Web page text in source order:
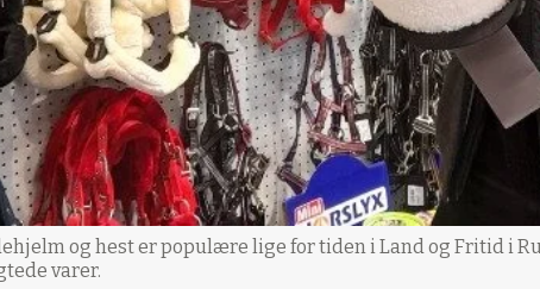
og hest er populære lige for tiden i Land og Fritid i
varer.